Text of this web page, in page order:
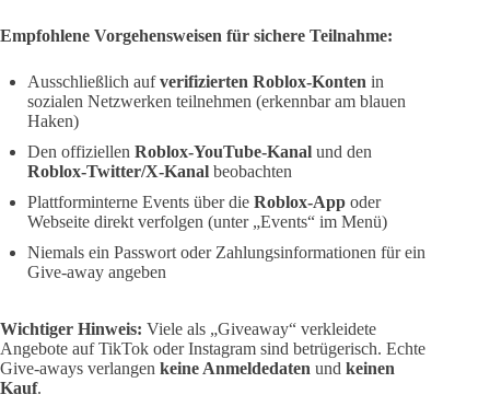
Empfohlene Vorgehensweisen für sichere Teilnahme:
Ausschließlich aufverifizierten Roblox-Konten in
sozialen Netzwerken teilnehmen (erkennbar am blauen
Haken)
Den offiziellen Roblox-YouTube-Kanal und den
Roblox-Twitter/X-Kanal beobachten
Plattforminterne Events über die Roblox-App oder
Webseite direkt verfolgen (unter „Events“ im Menü)
Niemals ein Passwort oder Zahlungsinformationen für ein
Give-away angeben
Wichtiger Hinweis: Viele als „Giveaway“ verkleidete
Angebote auf TikTok oder Instagram sind betrügerisch. Echte
Give-aways verlangen keine Anmeldedaten und keinen
Kauf.